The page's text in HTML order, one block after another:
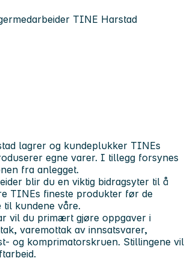
TINE Harstad
lagrer og kundeplukker TINEs
egne varer. I tillegg forsynes
fra anlegget.
blir du en viktig bidragsyter til å
TINEs fineste produkter før de
til kundene våre.
vil du primært gjøre oppgaver i
varemottak av innsatsvarer,
og komprimatorskruen. Stillingene vil